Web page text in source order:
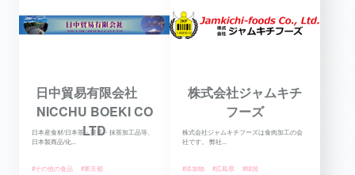
日中貿易有限会社
NICCHU BOEKI CO
LTD
日本産食材/日本茶・菓子・抹茶加工品等、
日本製商品/化...
#その他の食品 #東京都
株式会社ジャムキチ
フーズ
株式会社ジャムキチフーズは食肉加工の会
社です。 弊社...
#添加物 #広島県 #韓国